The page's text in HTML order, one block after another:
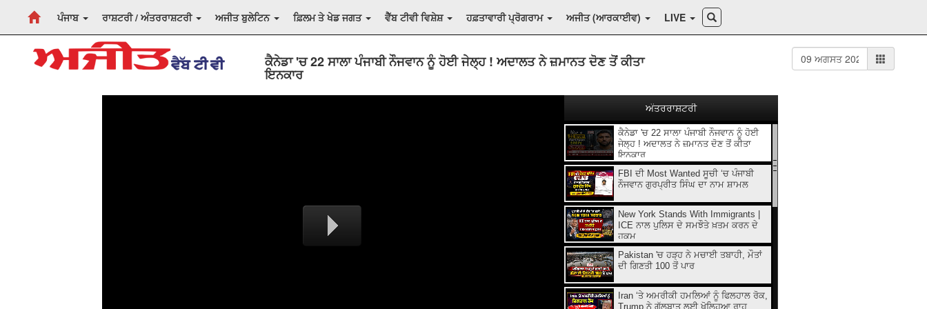
ਪੰਜਾਬ ਰਾਸ਼ਟਰੀ / ਅੰਤਰਰਾਸ਼ਟਰੀ ਅਜੀਤ ਬੁਲੇਟਿਨ ਫ਼ਿਲਮ ਤੇ ਖੇਡ ਜਗਤ ਵੈੱਬ ਟੀਵੀ ਵਿਸ਼ੇਸ਼ ਹਫ਼ਤਾਵਾਰੀ ਪ੍ਰੋਗਰਾਮ ਅਜੀਤ (ਆਰਕਾਈਵ) LIVE
ਕੈਨੇਡਾ 'ਚ 22 ਸਾਲਾ ਪੰਜਾਬੀ ਨੌਜਵਾਨ ਨੂੰ ਹੋਈ ਜੇਲ੍ਹ ! ਅਦਾਲਤ ਨੇ ਜ਼ਮਾਨਤ ਦੋਣ ਤੋਂ ਕੀਤਾ
ਇਨਕਾਰ
ਕੈਨੇਡਾ 'ਚ 22 ਸਾਲਾ ਪੰਜਾਬੀ ਨੌਜਵਾਨ ਨੂੰ ਹੋਈ
ਜੇਲ੍ਹ ! ਅਦਾਲਤ ਨੇ ਜ਼ਮਾਨਤ ਦੋਣ ਤੋਂ ਕੀਤਾ
ਇਨਕਾਰ
FBI ਦੀ Most Wanted ਸੂਚੀ ‘ਚ ਪੰਜਾਬੀ
ਨੌਜਵਾਨ ਗੁਰਪ੍ਰੀਤ ਸਿੰਘ ਦਾ ਨਾਮ ਸ਼ਾਮਲ
New York Stands With Immigrants |
ICE ਨਾਲ ਪੁਲਿਸ ਦੇ ਸਮਝੌਤੇ ਖ਼ਤਮ ਕਰਨ ਦੇ
ਹੁਕਮ
Pakistan 'ਚ ਹੜ੍ਹ ਨੇ ਮਚਾਈ ਤਬਾਹੀ, ਮੌਤਾਂ
ਦੀ ਗਿਣਤੀ 100 ਤੋਂ ਪਾਰ
Iran ‘ਤੇ ਅਮਰੀਕੀ ਹਮਲਿਆਂ ਨੂੰ ਫਿਲਹਾਲ ਰੋਕ,
Trump ਨੇ ਗੱਲਬਾਤ ਲਈ ਖੋਲ੍ਹਿਆ ਰਾਹ
ਅੰਤਰਰਾਸ਼ਟਰੀ